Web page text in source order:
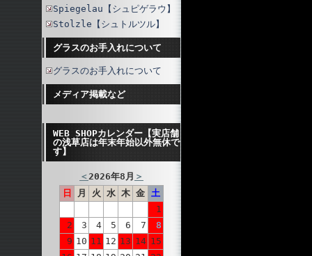
Spiegelau【シュピゲラウ】
Stolzle【シュトルツル】
グラスのお手入れについて
グラスのお手入れについて
メディア掲載など
WEB SHOPカレンダー【実店舗
の浅草店は年末年始以外無休で
す】
＜2026年8月 ＞
日
月 火 水 木 金 土
1
2
3 4 5 6 7
8
9 10 11 12 13 14 15